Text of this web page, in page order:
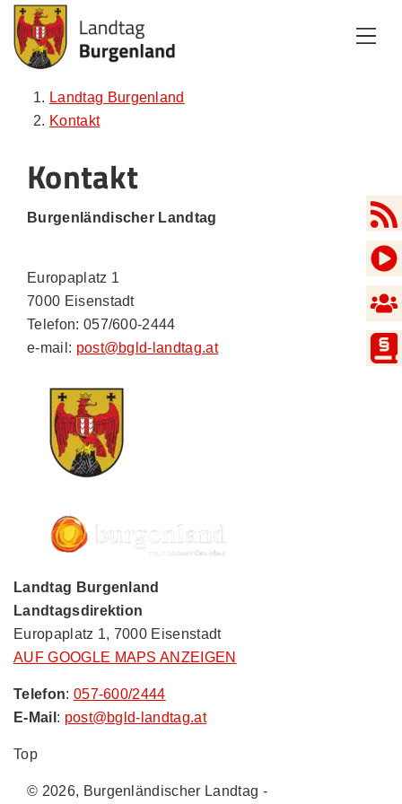
Zum Inhalt
Zum Menü
Zur Suche
Landtag Burgenland
Kontakt
Kontakt
Burgenländischer Landtag
Europaplatz 1
7000 Eisenstadt
Telefon: 057/600-2444
e-mail: post@bgld-landtag.at
Landtag Burgenland
Landtagsdirektion
Europaplatz 1, 7000 Eisenstadt
AUF GOOGLE MAPS ANZEIGEN
Telefon: 057-600/2444
E-Mail : post@bgld-landtag.at
Top
© 2026, Burgenländischer Landtag -